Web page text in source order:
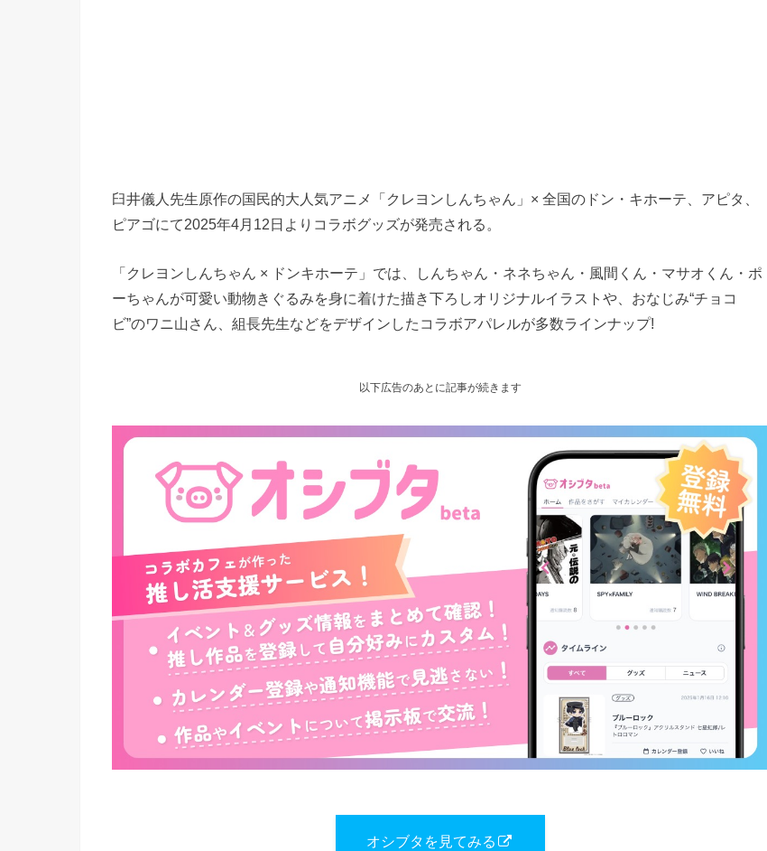
臼井儀人先生原作の国民的大人気アニメ「クレヨンしんちゃん」× 全国のドン・キホーテ、アピタ、
ピアゴにて2025年4月12日よりコラボグッズが発売される。
「クレヨンしんちゃん × ドンキホーテ」では、しんちゃん・ネネちゃん・風間くん・マサオくん・ポ
ーちゃんが可愛い動物きぐるみを身に着けた描き下ろしオリジナルイラストや、おなじみ“チョコ
ビ”のワニ山さん、組長先生などをデザインしたコラボアパレルが多数ラインナップ!
以下広告のあとに記事が続きます
オシブタを見てみる